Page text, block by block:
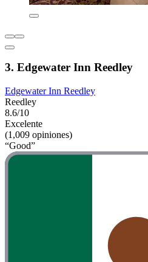
3. Edgewater Inn Reedley
Edgewater Inn Reedley
Reedley
8.6/10
Excelente
(1,009 opiniones)
“Good”